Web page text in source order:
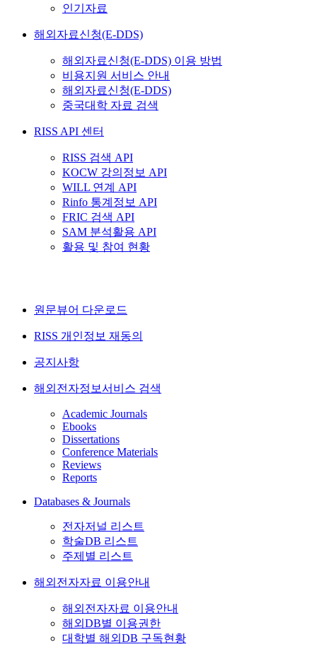
인기자료
해외자료신청(E-DDS)
해외자료신청(E-DDS) 이용 방법
비용지원 서비스 안내
해외자료신청(E-DDS)
중국대학 자료 검색
RISS API 센터
RISS 검색 API
KOCW 강의정보 API
WILL 연계 API
Rinfo 통계정보 API
FRIC 검색 API
SAM 분석활용 API
활용 및 참여 현황
원문뷰어 다운로드
RISS 개인정보 재동의
공지사항
해외전자정보서비스 검색
Academic Journals
Ebooks
Dissertations
Conference Materials
Reviews
Reports
Databases & Journals
전자저널 리스트
학술DB 리스트
주제별 리스트
해외전자자료 이용안내
해외전자자료 이용안내
해외DB별 이용권한
대학별 해외DB 구독현황